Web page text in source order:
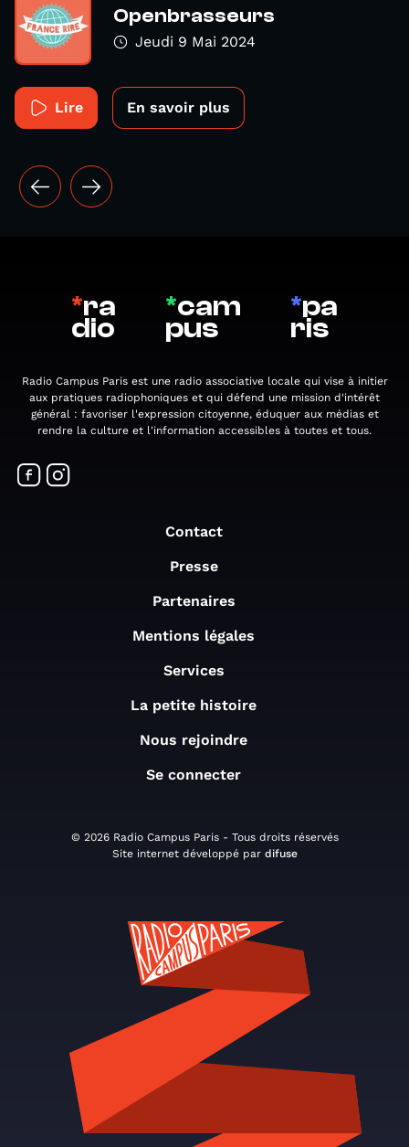
Openbrasseurs
Jeudi 9 Mai 2024
Lire En savoir plus
*ra
dio
*cam
pus
*pa
ris
Radio Campus Paris est une radio associative locale qui vise à initier
aux pratiques radiophoniques et qui défend une mission d'intérêt
général : favoriser l'expression citoyenne, éduquer aux médias et
rendre la culture et l'information accessibles à toutes et tous.
Contact
Presse
Partenaires
Mentions légales
Services
La petite histoire
Nous rejoindre
Se connecter
© 2026 Radio Campus Paris - Tous droits réservés
Site internet développé par difuse